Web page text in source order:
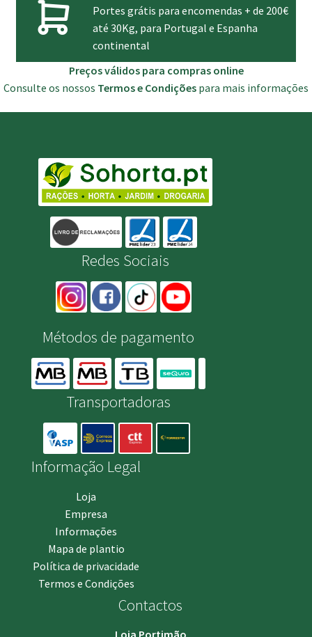
Portes grátis para encomendas + de 200€
até 30Kg, para Portugal e Espanha
continental
Preços válidos para compras online
Consulte os nossos Termos e Condições para mais informações
Redes Sociais
Métodos de pagamento
Transportadoras
Informação Legal
Loja
Empresa
Informações
Mapa de plantio
Política de privacidade
Termos e Condições
Contactos
Loja Portimão